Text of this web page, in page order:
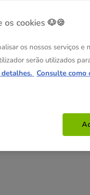
cães
g
cookies 🐶🍪
os nossos serviços e
serão utilizados
Consulte como